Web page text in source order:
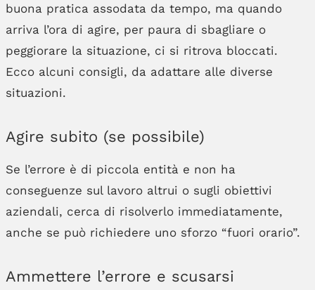
buona pratica assodata da tempo, ma quando
arriva l’ora di agire, per paura di sbagliare o
peggiorare la situazione, ci si ritrova bloccati.
Ecco alcuni consigli, da adattare alle diverse
situazioni.
Agire subito (se possibile)
Se l’errore è di piccola entità e non ha
conseguenze sul lavoro altrui o sugli obiettivi
aziendali, cerca di risolverlo immediatamente,
anche se può richiedere uno sforzo “fuori orario”.
Ammettere l’errore e scusarsi